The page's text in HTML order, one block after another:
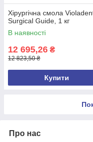
Хірургічна смола
Surgical Guide, 1 кг
В наявності
12 695,26 ₴
12 823,50 ₴
Купити
Про нас